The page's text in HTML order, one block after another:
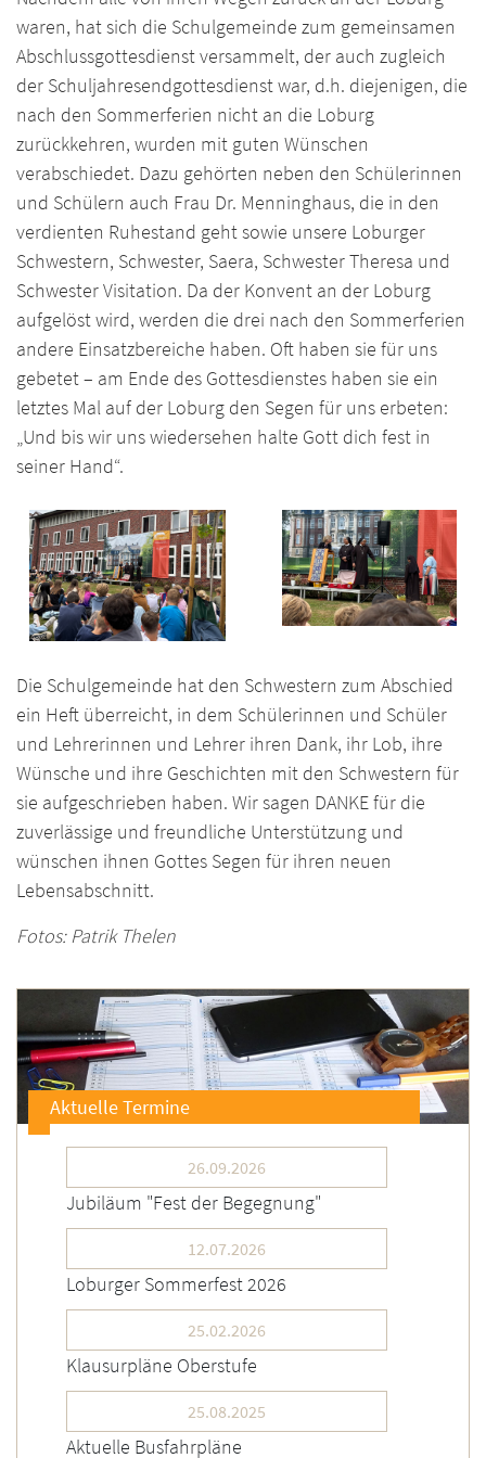
waren, hat sich die Schulgemeinde zum gemeinsamen
Abschlussgottesdienst versammelt, der auch zugleich
der Schuljahresendgottesdienst war, d.h. diejenigen, die
nach den Sommerferien nicht an die Loburg
zurückkehren, wurden mit guten Wünschen
verabschiedet. Dazu gehörten neben den Schülerinnen
und Schülern auch Frau Dr. Menninghaus, die in den
verdienten Ruhestand geht sowie unsere Loburger
Schwestern, Schwester, Saera, Schwester Theresa und
Schwester Visitation. Da der Konvent an der Loburg
aufgelöst wird, werden die drei nach den Sommerferien
andere Einsatzbereiche haben. Oft haben sie für uns
gebetet – am Ende des Gottesdienstes haben sie ein
letztes Mal auf der Loburg den Segen für uns erbeten:
„Und bis wir uns wiedersehen halte Gott dich fest in
seiner Hand“.
Die Schulgemeinde hat den Schwestern zum Abschied
ein Heft überreicht, in dem Schülerinnen und Schüler
und Lehrerinnen und Lehrer ihren Dank, ihr Lob, ihre
Wünsche und ihre Geschichten mit den Schwestern für
sie aufgeschrieben haben. Wir sagen DANKE für die
zuverlässige und freundliche Unterstützung und
wünschen ihnen Gottes Segen für ihren neuen
Lebensabschnitt.
Fotos: Patrik Thelen
Aktuelle Termine
26.09.2026
Jubiläum "Fest der Begegnung"
12.07.2026
Loburger Sommerfest 2026
25.02.2026
Klausurpläne Oberstufe
25.08.2025
Aktuelle Busfahrpläne